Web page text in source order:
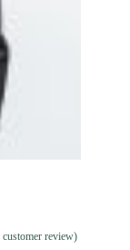
customer review)